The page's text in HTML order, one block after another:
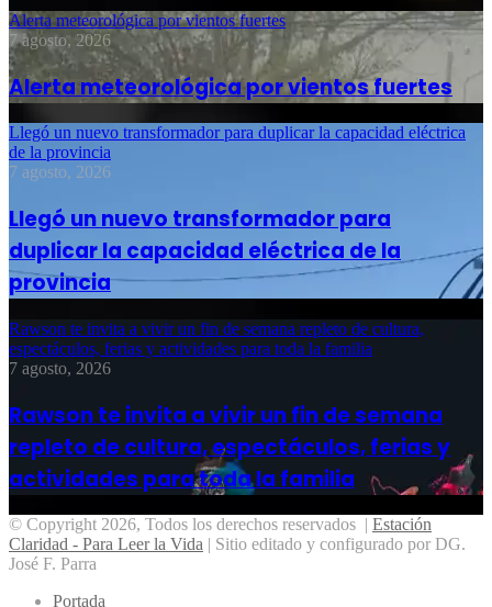
Alerta meteorológica por vientos fuertes
7 agosto, 2026
Alerta meteorológica por vientos fuertes
Llegó un nuevo transformador para duplicar la capacidad eléctrica
de la provincia
7 agosto, 2026
Llegó un nuevo transformador para
duplicar la capacidad eléctrica de la
provincia
Rawson te invita a vivir un fin de semana repleto de cultura,
espectáculos, ferias y actividades para toda la familia
7 agosto, 2026
Rawson te invita a vivir un fin de semana
repleto de cultura, espectáculos, ferias y
actividades para toda la familia
© Copyright 2026, Todos los derechos reservados | Estación
Claridad - Para Leer la Vida | Sitio editado y configurado por DG.
José F. Parra
Portada